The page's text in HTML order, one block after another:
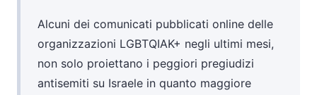
Alcuni dei comunicati pubblicati online delle
organizzazioni LGBTQIAK+ negli ultimi mesi,
non solo proiettano i peggiori pregiudizi
antisemiti su Israele in quanto maggiore